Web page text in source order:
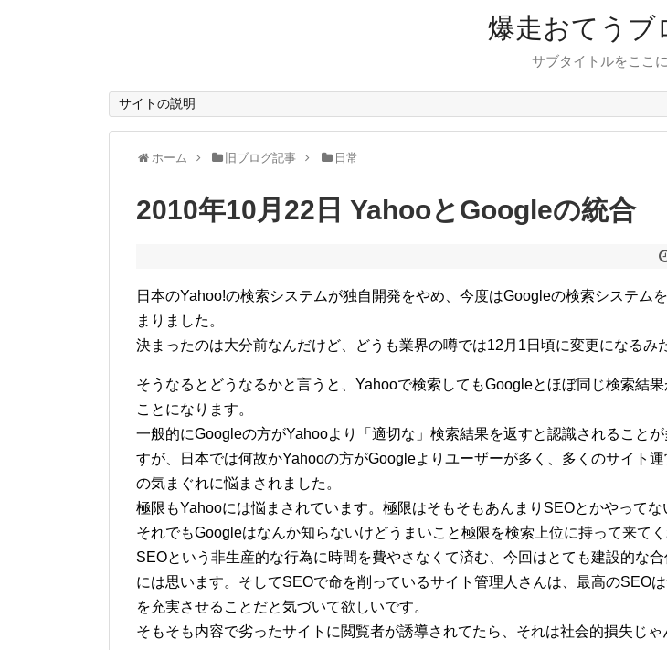
爆走おてうブ
サブタイトルをここ
サイトの説明
ホーム 旧ブログ記事 日常
2010年10月22日 YahooとGoogleの統合
日本のYahoo!の検索システムが独自開発をやめ、今度はGoogleの検索システム
まりました。
決まったのは大分前なんだけど、どうも業界の噂では12月1日頃に変更になるみ
そうなるとどうなるかと言うと、Yahooで検索してもGoogleとほぼ同じ検索結
ことになります。
一般的にGoogleの方がYahooより「適切な」検索結果を返すと認識されることが
すが、日本では何故かYahooの方がGoogleよりユーザーが多く、多くのサイト
の気まぐれに悩まされました。
極限もYahooには悩まされています。極限はそもそもあんまりSEOとかやってな
それでもGoogleはなんか知らないけどうまいこと極限を検索上位に持って来てく
SEOという非生産的な行為に時間を費やさなくて済む、今回はとても建設的な
には思います。そしてSEOで命を削っているサイト管理人さんは、最高のSEO
を充実させることだと気づいて欲しいです。
そもそも内容で劣ったサイトに閲覧者が誘導されてたら、それは社会的損失じゃ